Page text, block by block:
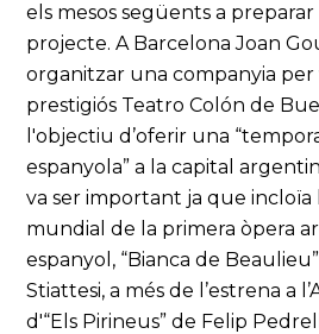
els mesos següents a
projecte. A Barcelona Joan
organitzar una companyia per
prestigiós Teatro Colón de
l'objectiu d’oferir una
espanyola” a la capital
va ser important ja que incloïa
mundial de la primera òpera
espanyol, “Bianca de
Stiattesi, a més de l’estrena a
d'“Els Pirineus” de Felip